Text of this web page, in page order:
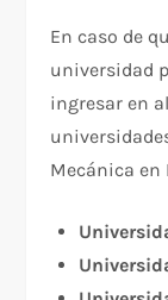
En caso de
universidad
ingresar en
Mecánica en